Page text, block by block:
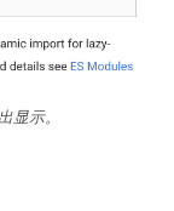
显示。